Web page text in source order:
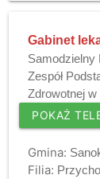
Gabinet
Samodzielny
Zespół
Zdrowotnej w
POKAŻ
Gmina:
Filia: